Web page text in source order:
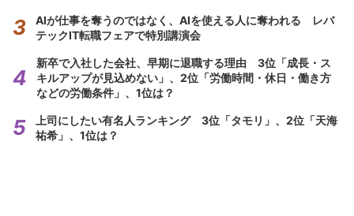
AIが仕事を奪うのではなく、AIを使える人に奪われる レバ
テックIT転職フェアで特別講演会
新卒で入社した会社、早期に退職する理由 3位「成長・ス
キルアップが見込めない」、2位「労働時間・休日・働き方
などの労働条件」、1位は？
上司にしたい有名人ランキング 3位「タモリ」、2位「天海
祐希」、1位は？